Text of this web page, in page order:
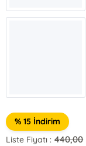
% 15 İndirim
Liste Fiyatı : 440,00